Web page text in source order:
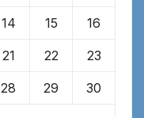
14 15 16
21 22 23
28 29 30